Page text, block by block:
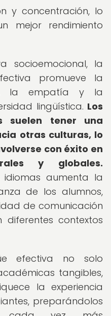
y concentración, lo
mejor rendimiento
socioemocional, la
promueve la
la empatía y la
lingüística. Los
suelen tener una
otras culturas, lo
con éxito en
y globales.
aumenta la
de los alumnos,
de comunicación
contextos
efectiva no solo
tangibles,
la experiencia
preparándolos